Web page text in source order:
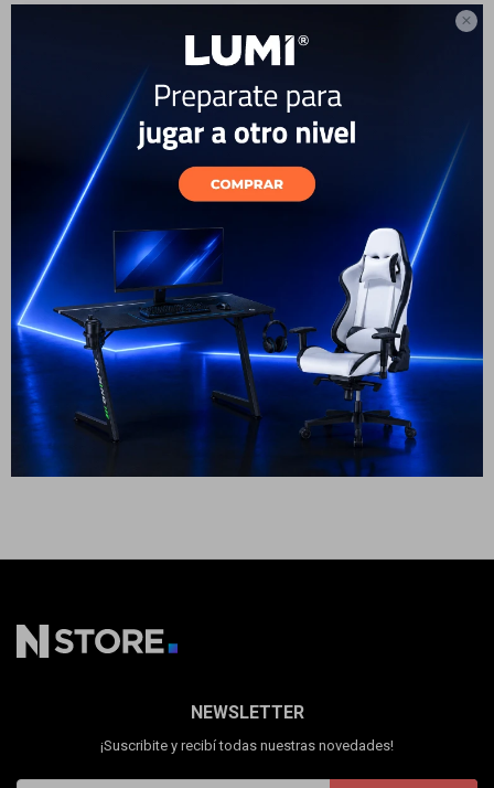

Galaxy Z Flip6 Silicone Case
w Ring - Yellow
USD 69 USD59
GARANTÍA: 5 DÍAS
ENVÍO A TODO EL PAÍS
Galaxy Z Flip6 Flipsuit Case
USD 69 USD 59
GARANTÍA: 5 DÍAS
ENVÍO A TODO EL PAÍS
NEWSLETTER
¡Suscribite y recibí todas nuestras novedades!
Marcas
Cuenta
F&Q